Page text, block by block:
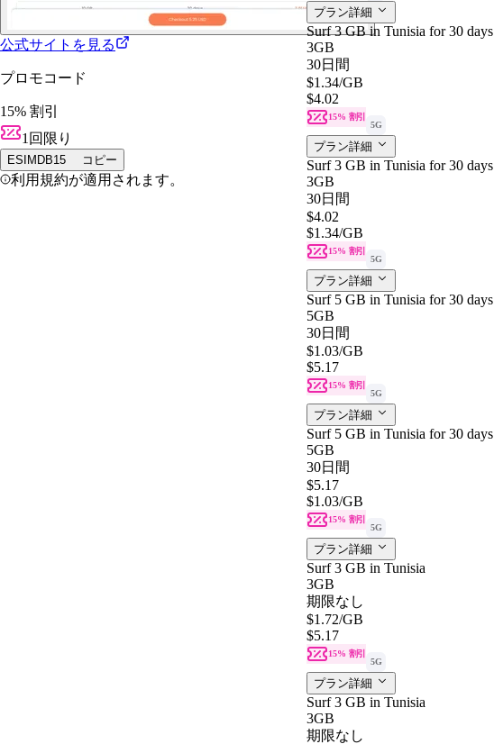
公式サイトを見る
プロモコード
15% 割引
1回限り
ESIMDB15 コピー
利用規約が適用されます。
プラン詳細
Surf 3 GB in Tunisia for 30 days
3GB
30日間
$1.34/GB
$4.02
15% 割引
5G
プラン詳細
Surf 3 GB in Tunisia for 30 days
3GB
30日間
$4.02
$1.34/GB
15% 割引
5G
プラン詳細
Surf 5 GB in Tunisia for 30 days
5GB
30日間
$1.03/GB
$5.17
15% 割引
5G
プラン詳細
Surf 5 GB in Tunisia for 30 days
5GB
30日間
$5.17
$1.03/GB
15% 割引
5G
プラン詳細
Surf 3 GB in Tunisia
3GB
期限なし
$1.72/GB
$5.17
15% 割引
5G
プラン詳細
Surf 3 GB in Tunisia
3GB
期限なし